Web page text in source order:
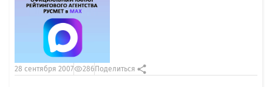
28 сентября 2007 286 Поделиться